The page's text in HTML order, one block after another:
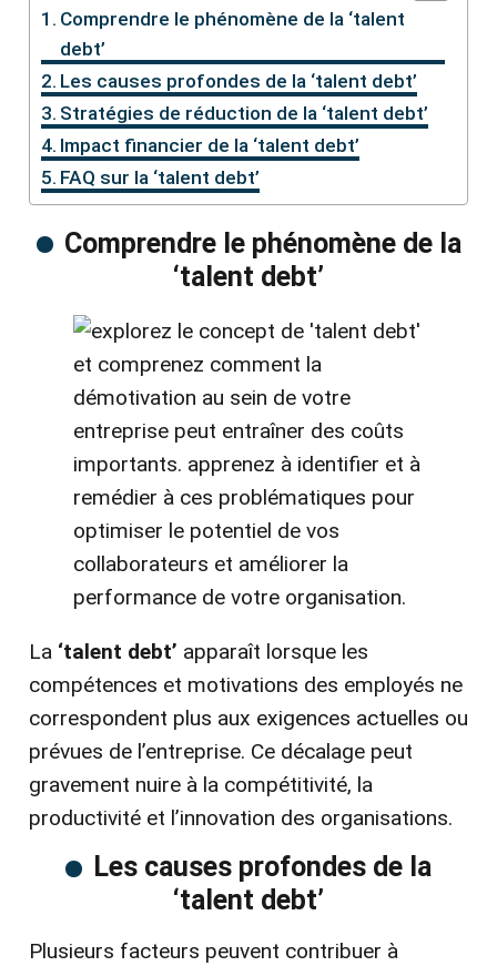
Comprendre le phénomène de la ‘talent
debt’
Les causes profondes de la ‘talent debt’
Stratégies de réduction de la ‘talent debt’
Impact financier de la ‘talent debt’
FAQ sur la ‘talent debt’
Comprendre le phénomène de la
‘talent debt’
La ‘talent debt’ apparaît lorsque les
compétences et motivations des employés ne
correspondent plus aux exigences actuelles ou
prévues de l’entreprise. Ce décalage peut
gravement nuire à la compétitivité, la
productivité et l’innovation des organisations.
Les causes profondes de la
‘talent debt’
Plusieurs facteurs peuvent contribuer à